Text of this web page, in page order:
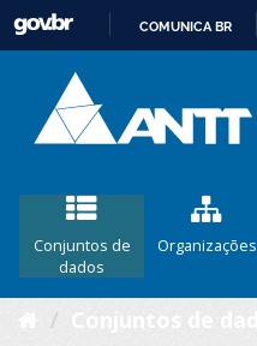
COMUNICA BR
Conjuntos de
dados
Organizações